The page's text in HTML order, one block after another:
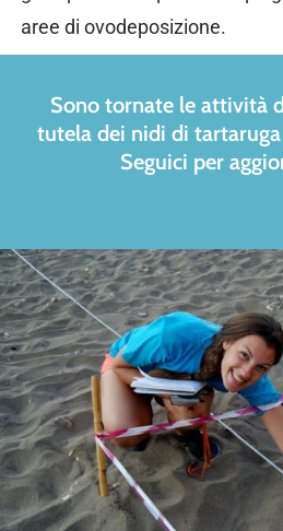
aree di ovodeposizione.
Sono tornate le attività
tutela dei nidi di
Seguici per